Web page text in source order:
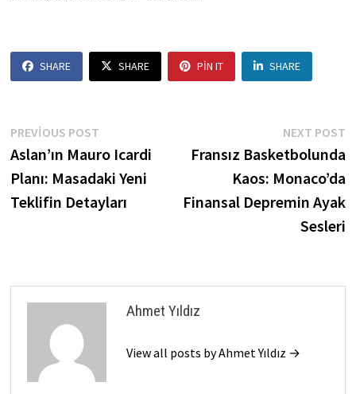
SHARE SHARE PIN IT SHARE
Yazı
gezinmesi
PREVIOUS POSTPrevious
post:
Aslan’ın Mauro Icardi
Planı: Masadaki Yeni
Teklifin Detayları
NEXT POST
Fransız Basketbolunda
Kaos: Monaco’da
Finansal Depremin Ayak
Sesleri
Ahmet Yıldız
View all posts by Ahmet Yıldız →